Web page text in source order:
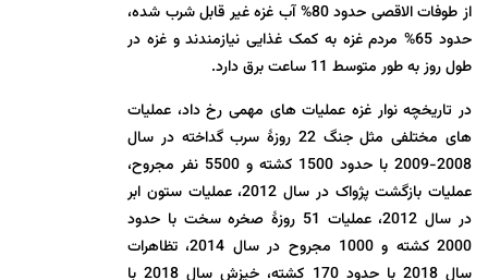
از طوفات الاقصی حدود 80% آب غزه غیر قابل شرب شده،
حدود 65% مردم غزه به کمک غذایی نیازمندند و غزه در
طول روز به طور متوسط 11 ساعت برق دارد.
در تاریخچه نوار غزه عملیات های مهمی رخ داد، عملیات
های مختلفی مثل جنگ 22 روزۀ سرب گداخته در سال
2008-2009 با حدود 1500 کشته و 5500 نفر مجروح،
عملیات بازگشت پژواک در سال 2012، عملیات ستون ابر
در سال 2012، عملیات 51 روزۀ صخره سخت با حدود
2000 کشته و 1000 مجروح در سال 2014، تظاهرات
سال 2018 با حدود 170 کشته، خیزش سال 2018 با